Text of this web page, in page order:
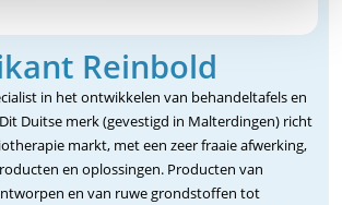
Reinbold
in het ontwikkelen van behandeltafels en
Duitse merk (gevestigd in Malterdingen) richt
markt, met een zeer fraaie afwerking,
en oplossingen. Producten van
en van ruwe grondstoffen tot